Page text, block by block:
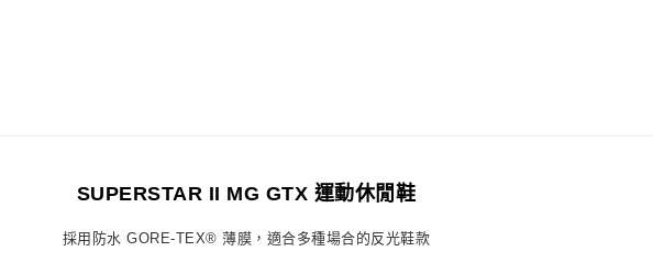
每筆NT$80，滿NT$1,500(含以上)免運費
SUPERSTAR II MG GTX 運動休閒鞋
採用防水 GORE-TEX® 薄膜，適合多種場合的反光鞋款